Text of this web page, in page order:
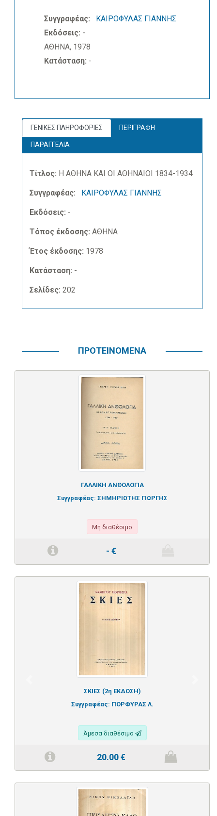
Συγγραφέας:
ΚΑΙΡΟΦΥΛΑΣ ΓΙΑΝΝΗΣ
Εκδόσεις: -
ΑΘΗΝΑ, 1978
Κατάσταση: -
ΓΕΝΙΚΕΣ ΠΛΗΡΟΦΟΡΙΕΣ ΠΕΡΙΓΡΑΦΗ
ΠΑΡΑΓΓΕΛΙΑ
Τίτλος: Η ΑΘΗΝΑ ΚΑΙ ΟΙ ΑΘΗΝΑΙΟΙ 1834-1934
Συγγραφέας: ΚΑΙΡΟΦΥΛΑΣ ΓΙΑΝΝΗΣ
Εκδόσεις: -
Τόπος έκδοσης: ΑΘΗΝΑ
Έτος έκδοσης: 1978
Κατάσταση: -
Σελίδες: 202
ΠΡΟΤΕΙΝΟΜΕΝΑ
ΓΑΛΛΙΚΗ ΑΝΘΟΛΟΓΙΑ
Συγγραφέας: ΣΗΜΗΡΙΩΤΗΣ ΓΙΩΡΓΗΣ
Μη διαθέσιμο
- €
ΣΚΙΕΣ (2η ΕΚΔΟΣΗ)
Συγγραφέας: ΠΟΡΦΥΡΑΣ Λ.
Άμεσα διαθέσιμο
20.00€